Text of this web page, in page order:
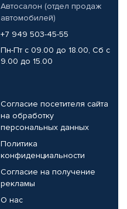
Автосалон (отдел продаж
автомобилей)
+7 949 503-45-55
Пн-Пт с 09.00 до 18.00, Сб с
9.00 до 15.00
Согласие посетителя сайта
на обработку
персональных данных
Политика
конфиденциальности
Согласие на получение
рекламы
О нас